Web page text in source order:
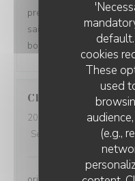
cookies
These
used
(e.g.,
présentation dans les
saison, des goûts très
bon rapport qualité/prix.
Clemens
2026-08-07
- 20:30 -
Service
Ambiance :5